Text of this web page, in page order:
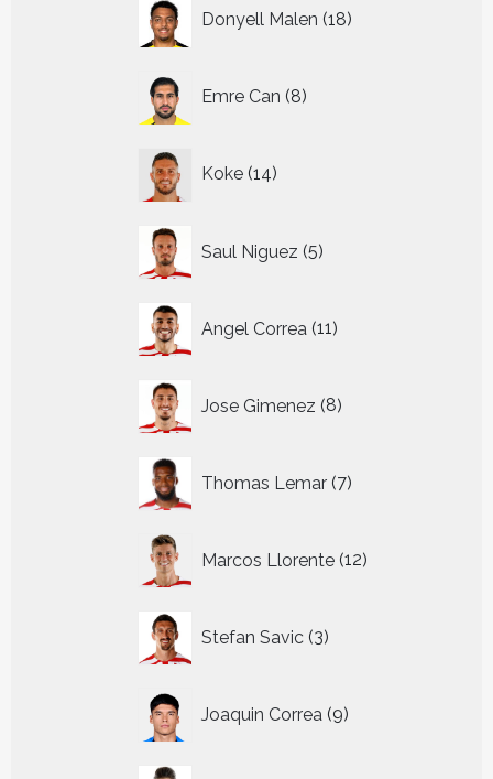
Donyell Malen 18
producten
Emre Can 8
producten
Koke 14
producten
Saul Niguez 5
producten
Angel Correa 11
producten
Jose Gimenez 8
producten
Thomas Lemar 7
producten
Marcos Llorente 12
producten
Stefan Savic 3
producten
Joaquin Correa 9
producten